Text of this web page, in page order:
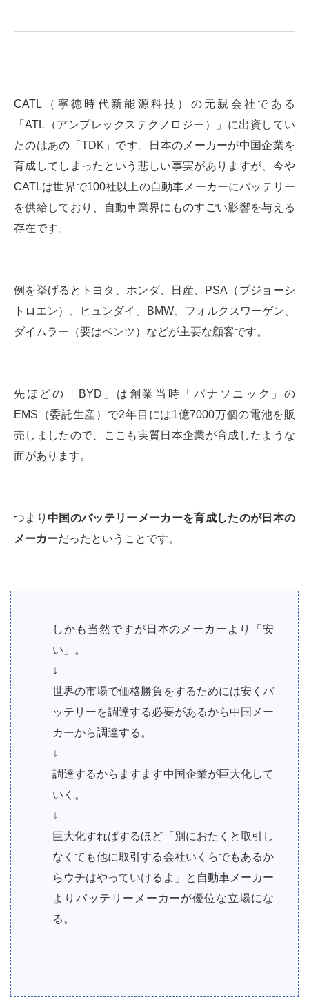
CATL（寧徳時代新能源科技）の元親会社である
「ATL（アンプレックステクノロジー）」に出資してい
たのはあの「TDK」です。日本のメーカーが中国企業を
育成してしまったという悲しい事実がありますが、今や
CATLは世界で100社以上の自動車メーカーにバッテリー
を供給しており、自動車業界にものすごい影響を与える
存在です。
例を挙げるとトヨタ、ホンダ、日産、PSA（プジョーシ
トロエン）、ヒュンダイ、BMW、フォルクスワーゲン、
ダイムラー（要はベンツ）などが主要な顧客です。
先ほどの「BYD」は創業当時「パナソニック」の
EMS（委託生産）で2年目には1億7000万個の電池を販
売しましたので、ここも実質日本企業が育成したような
面があります。
つまり 中国のバッテリーメーカーを育成したのが日本の
メーカーだったということです。
しかも当然ですが日本のメーカーより「安
い」。
↓
世界の市場で価格勝負をするためには安くバ
ッテリーを調達する必要があるから中国メー
カーから調達する。
↓
調達するからますます中国企業が巨大化して
いく。
↓
巨大化すればするほど「別におたくと取引し
なくても他に取引する会社いくらでもあるか
らウチはやっていけるよ」と自動車メーカー
よりバッテリーメーカーが優位な立場にな
る。